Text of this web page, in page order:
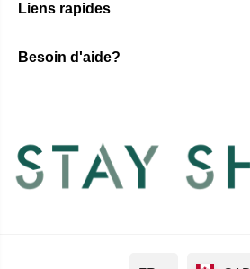
Liens rapides
Besoin d'aide?